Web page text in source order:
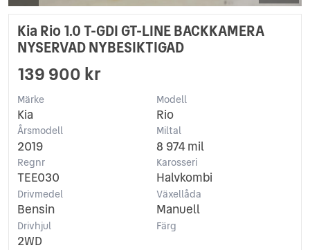
Kia Rio 1.0 T-GDI GT-LINE BACKKAMERA
NYSERVAD NYBESIKTIGAD
139 900 kr
Märke
Kia
Modell
Rio
Årsmodell
2019
Miltal
8 974 mil
Regnr
TEE030
Karosseri
Halvkombi
Drivmedel
Bensin
Växellåda
Manuell
Drivhjul
2WD
Färg